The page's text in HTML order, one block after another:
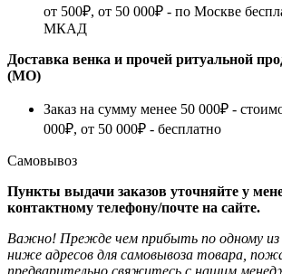
от 500₽, от 50 000₽ - по Москве
МКАД
Доставка венка и прочей ритуальной
(МО)
Заказ на сумму менее 50 000₽ -
000₽, от 50 000₽ - бесплатно
Самовывоз
Пункты выдачи заказов уточняйте у
контактному телефону/почте на сайте.
Важно! Прежде чем прибыть по одному из
ниже адресов для самовывоза товара,
предварительно свяжитесь с нашим